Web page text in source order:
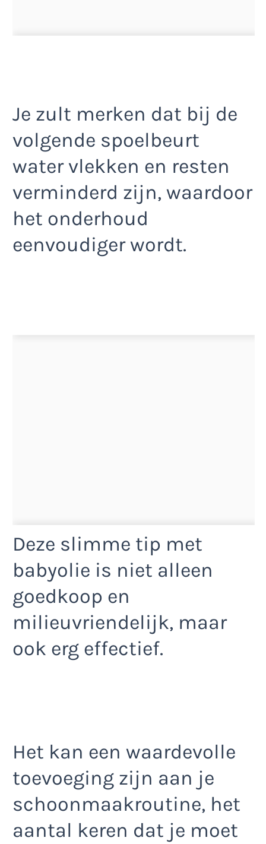
Je zult merken dat bij de
volgende spoelbeurt
water vlekken en resten
verminderd zijn, waardoor
het onderhoud
eenvoudiger wordt.
Deze slimme tip met
babyolie is niet alleen
goedkoop en
milieuvriendelijk, maar
ook erg effectief.
Het kan een waardevolle
toevoeging zijn aan je
schoonmaakroutine, het
aantal keren dat je moet